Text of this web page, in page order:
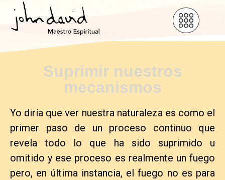
Suprimir nuestros
mecanismos
Yo diría que ver nuestra naturaleza es como el
primer paso de un proceso continuo que
revela todo lo que ha sido suprimido u
omitido y ese proceso es realmente un fuego
pero, en última instancia, el fuego no es para